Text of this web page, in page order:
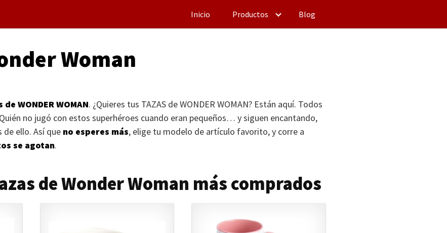
Inicio Productos Blog
Woman
de WONDER WOMAN. ¿Quieres tus TAZAS deWONDER WOMAN? Están aquí. Todos
no jugó con estos superhéroes cuando eran pequeños… y siguen encantando,
ello. Así que no esperes más, elige tu modelo de artículo favorito, y corre a
se agotan.
de Wonder Woman más comprados